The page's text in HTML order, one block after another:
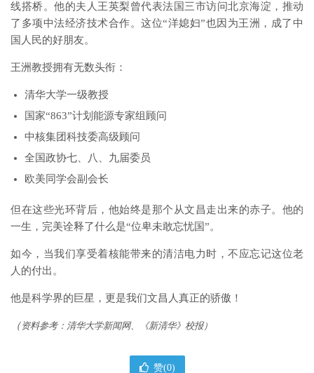
线搭桥。他的夫人王英梨曾代表法国三市访问北京海淀，推动
了多项中法经济技术合作。这位“洋媳妇”也因为王洲，成了中
国人民的好朋友。
王洲教授拥有无数头衔：
清华大学一级教授
国家“863”计划能源专家组顾问
中核集团科技委高级顾问
全国政协七、八、九届委员
欧美同学会副会长
但在这些光环背后，他始终是那个从文昌走出来的赤子。他的
一生，完美诠释了什么是“位卑未敢忘忧国”。
如今，当我们享受着核能带来的清洁电力时，不应忘记这位老
人的付出。
他是科学界的巨星，更是我们文昌人真正的骄傲！
（资料参考：清华大学新闻网、《新清华》校报）
赞(0)